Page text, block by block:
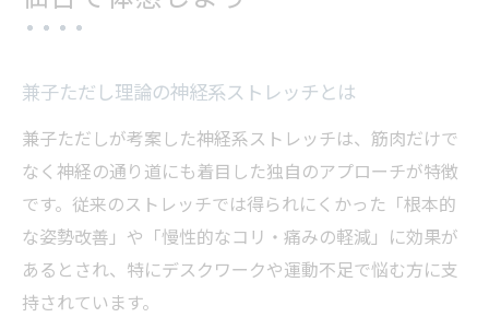
兼子ただし式で姿勢が変わる理由とは
兼子ただしメソッドの科学的根拠を解説
兼子ただしストレッチのセルフケア活用法
仙台で体感できる姿勢改善サポート内容
神経系ストレッチなら仙台で健康な毎日へ
兼子ただしの神経系ストレッチで健康維持
仙台の兼子ただし店舗で相談できること
兼子ただしストレッチの料金相場を解説
兼子ただし理論の神経系ストレッチとは
兼子ただしが考案した神経系ストレッチは、筋肉だけで
なく神経の通り道にも着目した独自のアプローチが特徴
です。従来のストレッチでは得られにくかった「根本的
な姿勢改善」や「慢性的なコリ・痛みの軽減」に効果が
あるとされ、特にデスクワークや運動不足で悩む方に支
持されています。